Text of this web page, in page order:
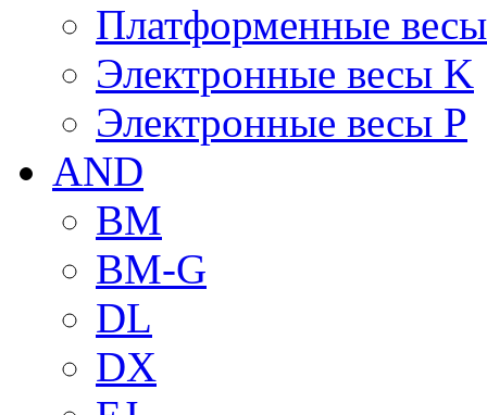
Платформенные
Электронные весы K
Электронные весы P
AND
BM
BM-G
DL
DX